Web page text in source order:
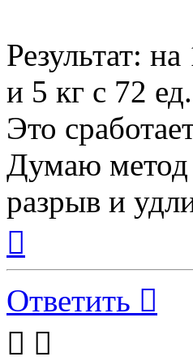
Результат:
и 5 кг с 72 ед.
Это
Думаю метод
разрыв и
началу
Ответить